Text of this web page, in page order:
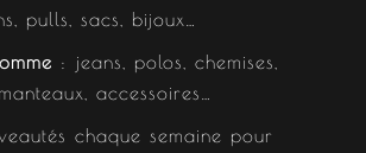
pulls, sacs, bijoux…
: jeans, polos, chemises,
accessoires…
chaque semaine pour